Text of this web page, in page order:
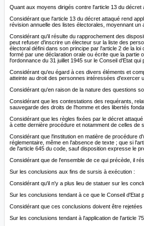
Quant aux moyens dirigés contre l'article 13 du décret
Considérant que l'article 13 du décret attaqué rend
révision annuelle des listes électorales, moyennant un
Considérant qu'il résulte du rapprochement des
peut refuser d'inscrire un électeur sur la liste des
électoral défini dans son principe par l'article 2 de la
formé par une déclaration orale ou écrite que la partie
l'ordonnance du 31 juillet 1945 sur le Conseil d'Etat
Considérant qu'eu égard à ces divers éléments et
atteinte au droit des personnes intéressées d'exercer
Considérant qu'en raison de la nature des questions
Considérant que les contestations des requérants,
sauvegarde des droits de l'homme et des libertés
Considérant que les règles fixées par le décret
à cette dernière procédure et notamment de celles de
Considérant que l'institution en matière de procédure
réglementaire, même en l'absence de texte ; que si
de l'article 645 du code, sauf disposition expresse le
Considérant que de l'ensemble de ce qui précède, il
Sur les conclusions aux fins de sursis à exécution :
Considérant qu'il n'y a plus lieu de statuer sur les
Sur les conclusions tendant à ce que le Conseil d'Etat
Considérant que ces conclusions doivent être
Sur les conclusions tendant à l'application de l'article